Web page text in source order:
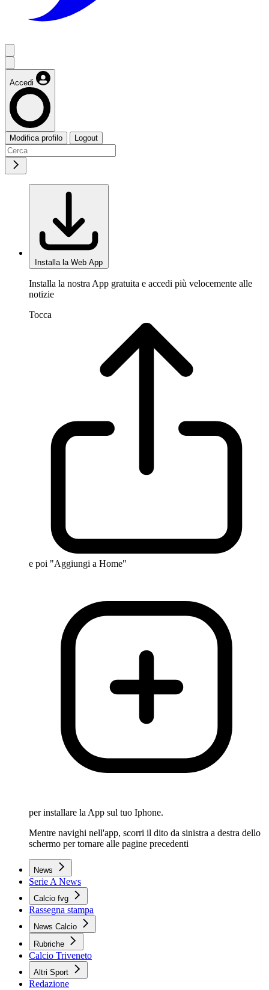
Accedi
Modifica profilo Logout
Installa la Web App
Installa la nostra App gratuita e accedi più velocemente alle
notizie
Tocca
e poi "Aggiungi a Home"
per installare la App sul tuo Iphone.
Mentre navighi nell'app, scorri il dito da sinistra a destra dello
schermo per tornare alle pagine precedenti
News
Serie A News
Calcio fvg
Rassegna stampa
News Calcio
Rubriche
Calcio Triveneto
Altri Sport
Redazione